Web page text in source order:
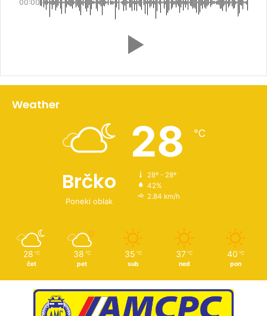
00:00
Weather
Brčko
Poneki oblak
28 ℃
28º - 28º
42%
2.84 km/h
28 ℃
čet
38 ℃
pet
35 ℃
sub
37 ℃
ned
40 ℃
pon